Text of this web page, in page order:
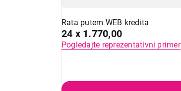
Rata putem WEB kredita
24 x 1.770,00
Pogledajte reprezentativni primer